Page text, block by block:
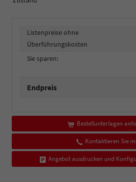
Listenpreise ohne
Überführungskosten
Sie sparen:
Endpreis
Bestellunterlagen
Kontaktieren Sie
Angebot ausdrucken und